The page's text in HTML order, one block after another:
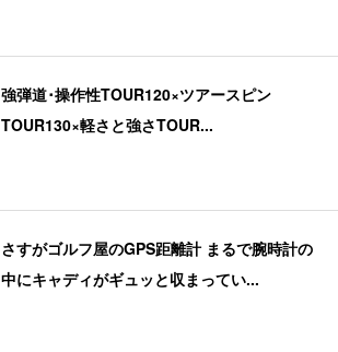
強弾道･操作性TOUR120×ツアースピン
TOUR130×軽さと強さTOUR...
さすがゴルフ屋のGPS距離計 まるで腕時計の
中にキャディがギュッと収まってい...